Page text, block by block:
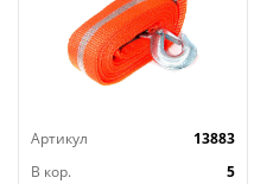
Артикул
13883
В кор.
5